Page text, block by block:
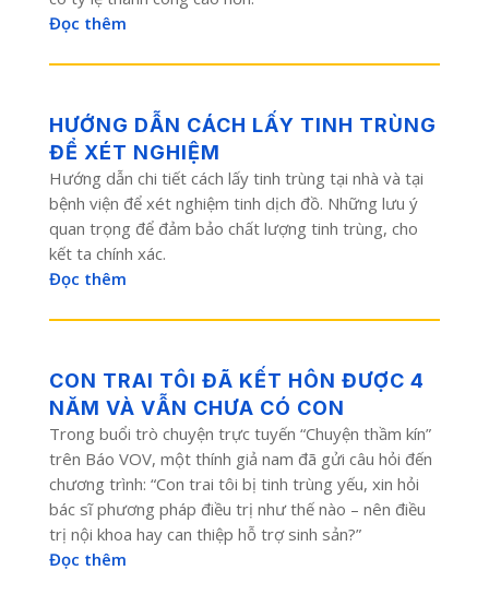
Đọc thêm
HƯỚNG DẪN CÁCH LẤY TINH TRÙNG
ĐỂ XÉT NGHIỆM
Hướng dẫn chi tiết cách lấy tinh trùng tại nhà và tại
bệnh viện để xét nghiệm tinh dịch đồ. Những lưu ý
quan trọng để đảm bảo chất lượng tinh trùng, cho
kết ta chính xác.
Đọc thêm
CON TRAI TÔI ĐÃ KẾT HÔN ĐƯỢC 4
NĂM VÀ VẪN CHƯA CÓ CON
Trong buổi trò chuyện trực tuyến “Chuyện thầm kín”
trên Báo VOV, một thính giả nam đã gửi câu hỏi đến
chương trình: “Con trai tôi bị tinh trùng yếu, xin hỏi
bác sĩ phương pháp điều trị như thế nào – nên điều
trị nội khoa hay can thiệp hỗ trợ sinh sản?”
Đọc thêm